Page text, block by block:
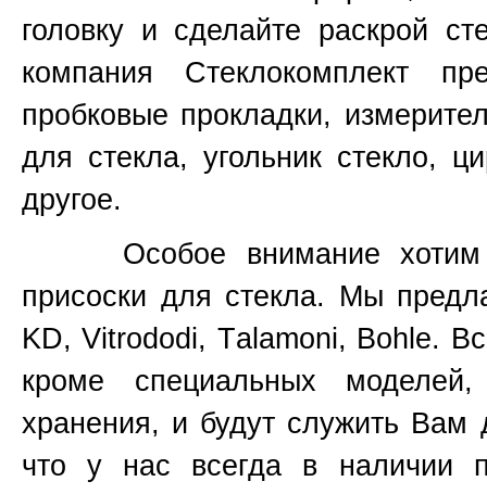
головку и сделайте раскрой
компания Стеклокомплект
пробковые прокладки,
для стекла, угольник стекло,
другое.
Особое внимание хотим
присоски для стекла. Мы
KD, Vitrododi, Talamoni, Bohle.
кроме специальных
хранения, и будут служить Вам
что у нас всегда в наличии